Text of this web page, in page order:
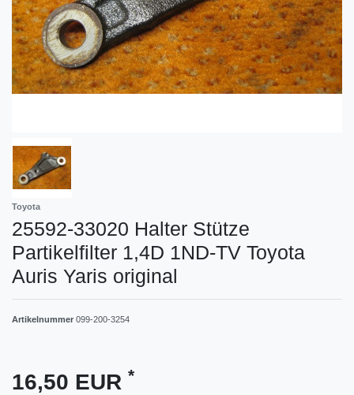
Toyota
25592-33020 Halter Stütze
Partikelfilter 1,4D 1ND-TV Toyota
Auris Yaris original
Artikelnummer 099-200-3254
16,50 EUR *